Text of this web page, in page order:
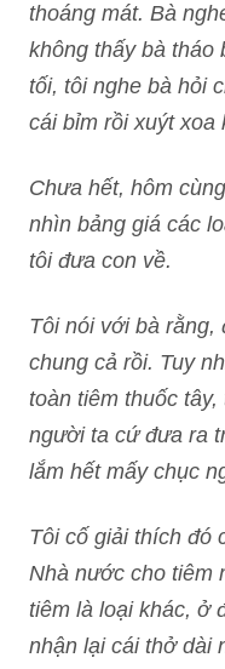
thoáng mát. Bà
không thấy bà tháo
tối, tôi nghe bà hỏi
cái bỉm rồi xuýt xoa
Chưa hết, hôm
nhìn bảng giá các
tôi đưa con về.
Tôi nói với bà rằng,
chung cả rồi. Tuy
toàn tiêm thuốc
người ta cứ đưa ra
lắm hết mấy chục
Tôi cố giải thích đó
Nhà nước cho tiêm
tiêm là loại khác, ở
nhận lại cái thở dài